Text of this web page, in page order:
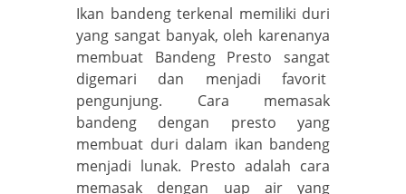
Ikan bandeng terkenal memiliki duri
yang sangat banyak, oleh karenanya
membuat Bandeng Presto sangat
digemari dan menjadi favorit
pengunjung. Cara memasak
bandeng dengan presto yang
membuat duri dalam ikan bandeng
menjadi lunak. Presto adalah cara
memasak dengan uap air yang